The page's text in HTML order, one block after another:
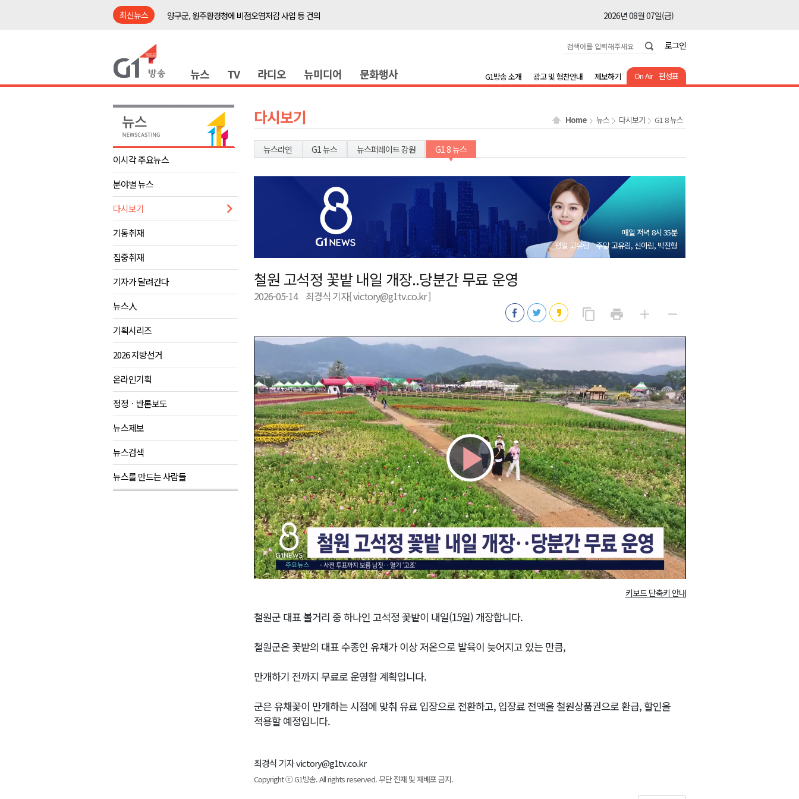
최신뉴스
양구군, 원주환경청에 비점오염저감 사업 등 건의
2026년 08월 07일(금)
2026년 08월 07일(금)
원주시, 하반기 중소기업육성자금 지원 접수
2026년 08월 07일(금)
태백시, 28~29일 제5회 황부자 며느리 축제
오늘 극한폭염 계속..낮 최고 ‘영상 38도’
2026년 08월 07일(금)
썩고, 무르고..농산물 피해 속출
2026년 08월 07일(금)
양구군, 원주환경청에 비점오염저감 사업 등 건의
2026년 08월 07일(금)
<강원랜드> 관광객이 인구 3배..싱가포르 복합리조트
2026년 08월 07일(금)
<강원랜드> 마카오 카지노 "복합리조트로 진화 중"
2026년 08월 07일(금)
강원도립대학교, 하반기 평생교육원 수강생 모집
태백시, 28~29일 제5회 황부자 며느리 축제
오늘 극한폭염 계속..낮 최고 ‘영상 38도’
2026년 08월 07일(금)
썩고, 무르고..농산물 피해 속출
2026년 08월 07일(금)
로그인
뉴스 TV 라디오 뉴미디어 문화행사 On Air 편성표
G1방송 소개 광고 및 협찬안내 제보하기
이시각 주요뉴스
분야별 뉴스
다시보기
기동취재
집중취재
기자가 달려간다
뉴스人
기획시리즈
2026 지방선거
온라인기획
정정ㆍ반론보도
뉴스제보
뉴스검색
뉴스를 만드는 사람들
다시보기 Home 뉴스 다시보기 G1 8 뉴스
뉴스라인 G1 뉴스 뉴스퍼레이드 강원 G1 8 뉴스
매일 저녁 8시 35분
평일 고유림
주말 고유림, 신아림, 박진형
철원 고석정 꽃밭 내일 개장..당분간 무료 운영
2026-05-14 최경식 기자[ victory@g1tv.co.kr ]
content_copy
사
print add
게
remove
게
Play
Video
키보드 단축키 안내
철원군 대표 볼거리 중 하나인 고석정 꽃밭이 내일(15일) 개장합니다.
철원군은 꽃밭의 대표 수종인 유채가 이상 저온으로 발육이 늦어지고 있는 만큼,
만개하기 전까지 무료로 운영할 계획입니다.
군은 유채꽃이 만개하는 시점에 맞춰 유료 입장으로 전환하고, 입장료 전액을 철원상품권으로 환급, 할인을
적용할 예정입니다.
최경식 기자 victory@g1tv.co.kr
Copyright ⓒ G1방송. All rights reserved. 무단 전재 및 재배포 금지.